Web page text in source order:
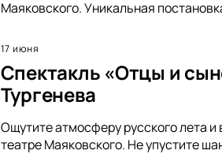
Маяковского. Уникальная
17 июня
Спектакль «Отцы и
Тургенева
Ощутите атмосферу русского лета
театре Маяковского. Не упустите